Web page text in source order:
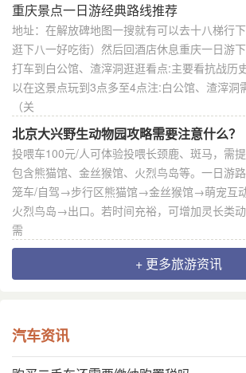
重庆景点一日游经典路线推荐
地址：在解放碑地图一搜就有可以去十八梯行
逛下八一好吃街）然后回酒店休息重庆一日游
打车到白公馆、渣滓洞逛逛看点:主要看抗战历
以在这景点玩到3点多至4点注:白公馆、渣滓洞
（关
北京大兴野生动物园攻略需要注意什么？
投喂车100元/人可体验投喂长颈鹿、斑马，需提
包含熊猫馆、金丝猴馆、火烈鸟岛等。一日游
笼车/自驾→步行区熊猫馆→金丝猴馆→萌宠互
火烈鸟岛→出口。若时间充裕，可增加灵长类
需
+ 更多旅游资讯
汽车资讯